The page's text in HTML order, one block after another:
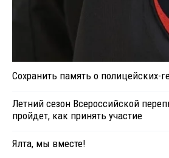
Сохранить память о полицейских-
Летний сезон Всероссийской
пройдет, как принять участие
Ялта, мы вместе!